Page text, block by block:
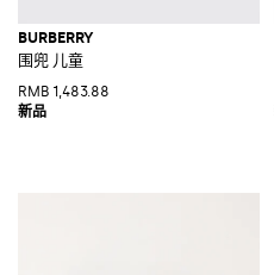
BURBERRY
围兜 儿童
RMB 1,483.88